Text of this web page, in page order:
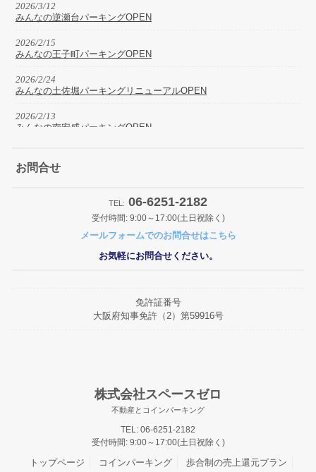
2026/3/12
みんなの逆瀬台パーキングOPEN
2026/2/15
みんなの王子町パーキングOPEN
2026/2/24
みんなの土佐堀パーキングリニューアルOPEN
2026/2/13
みんなの南安威パーキングOPEN
みんなの杭瀬北新町パーキングOPEN
みんなの東貝塚駅前パーキングOPEN
みんなの桜ケ丘パーキングOPEN
みんなの住之江パーキングOPEN
R7.8.9から8.17まで夏期休暇とさせて頂きます。
お問合せ
TEL: 06-6251-2182
受付時間: 9:00～17:00(土日祝除く)
メールフォームでのお問合せはこちら
お気軽にお問合せください。
免許証番号
大阪府知事免許（2）第59916号
株式会社スペースゼロ
不動産とコインパーキング
TEL: 06-6251-2182
受付時間: 9:00～17:00(土日祝除く)
トップページ コインパーキング 歩合制の売上還元プラン